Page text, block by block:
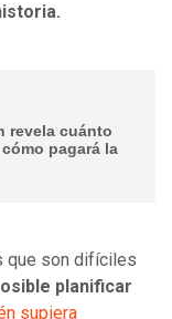
revela cuánto
pagará la
que son difíciles
planificar
supiera